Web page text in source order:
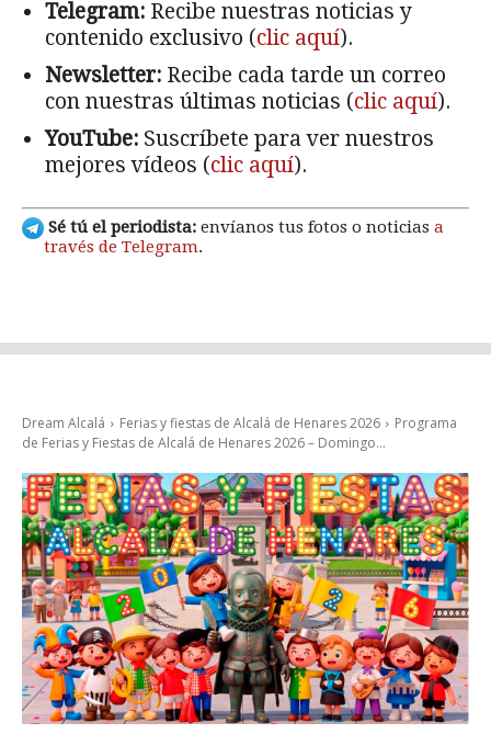
Telegram: Recibe nuestras noticias y
contenido exclusivo (clic aquí).
Newsletter: Recibe cada tarde un correo
con nuestras últimas noticias (clic aquí).
YouTube: Suscríbete para ver nuestros
mejores vídeos (clic aquí).
Sé tú el periodista: envíanos tus fotos o noticias a
través de Telegram.